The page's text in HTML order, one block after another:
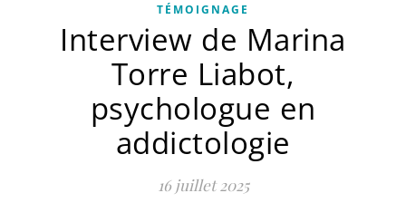
TÉMOIGNAGE
Interview de Marina
Torre Liabot,
psychologue en
addictologie
16 juillet 2025